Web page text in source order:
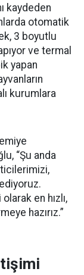
kaydeden
otomatik
3 boyutlu
ve termal
yapan
kurumlara
“Şu anda
en hızlı,
hazırız.”